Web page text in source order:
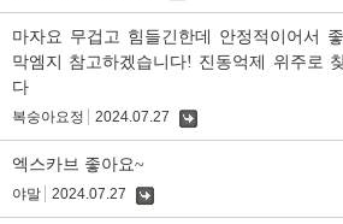
글
마자요 무겁고 힘들긴한데 안정적이어서
막엠지 참고하겠습니다! 진동억제 위주로
다
복숭아요정 2024.07.27
엑스카브 좋아요~
야말 2024.07.27